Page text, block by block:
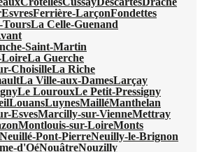
EsvresFerrière-LarçonFondettes
ToursLa Celle-Guenand
Saint-Martin
LoireLa Guerche
ChoisilleLa Riche
La Ville-aux-DamesLarçay
Le LourouxLe Petit-Pressigny
LouansLuynesMailléManthelan
EsvesMarcilly-sur-VienneMettray
Montlouis-sur-LoireMonts
Neuillé-Pont-PierreNeuilly-le-Brignon
d'OéNouâtreNouzilly